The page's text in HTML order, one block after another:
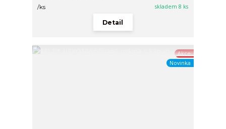
/ks skladem 8 ks
Detail
Akce
Novinka